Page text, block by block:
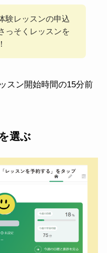
験レッスンの申込
っそくレッスンを
スン開始時間の15分前
選ぶ